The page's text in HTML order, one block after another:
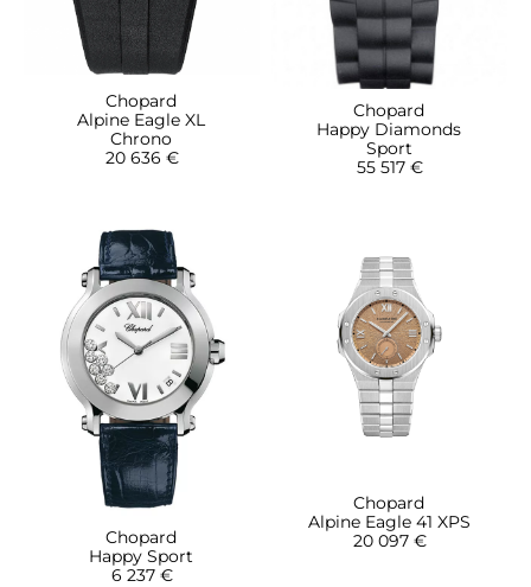
Chopard
Alpine Eagle XL
Chrono
20 636 €
Chopard
Happy Diamonds
Sport
55 517 €
Chopard
Happy Sport
6 237 €
Chopard
Alpine Eagle 41 XPS
20 097 €